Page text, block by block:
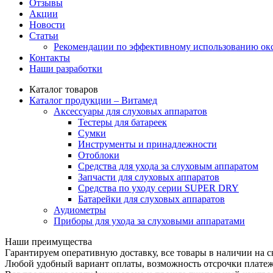
Отзывы
Акции
Новости
Статьи
Рекомендации по эффективному использованию
Контакты
Наши разработки
Каталог товаров
Каталог продукции – Витамед
Аксессуары для слуховых аппаратов
Тестеры для батареек
Сумки
Инструменты и принадлежности
Отоблоки
Средства для ухода за слуховым аппаратом
Запчасти для слуховых аппаратов
Средства по уходу серии SUPER DRY
Батарейки для слуховых аппаратов
Аудиометры
Приборы для ухода за слуховыми аппаратами
Наши преимущества
Гарантируем оперативную доставку, все товары в наличии на
Любой удобный вариант оплаты, возможность отсрочки